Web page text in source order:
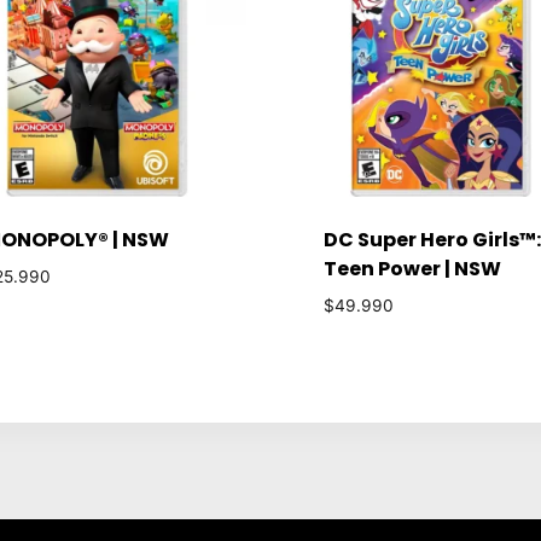
| NSW
DC Super Hero Girls™:
Teen Power | NSW
$49.990